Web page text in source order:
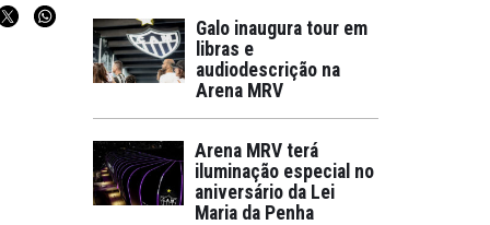
Galo inaugura tour em
libras e
audiodescrição na
Arena MRV
Arena MRV terá
iluminação especial no
aniversário da Lei
Maria da Penha